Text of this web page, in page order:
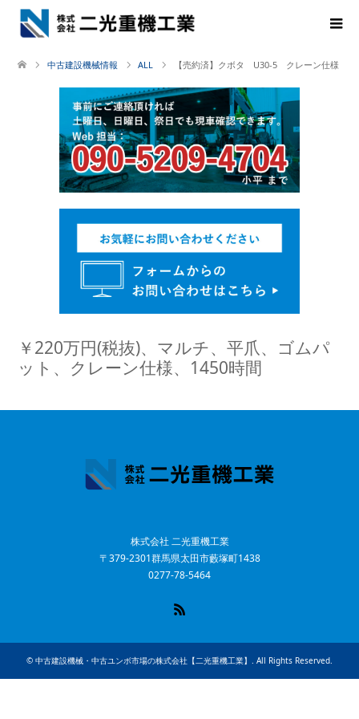
中古建設機械情報 ALL 【売約済】クボタ U30-5 クレーン仕様
￥220万円(税抜)、マルチ、平爪、ゴムパ
ット、クレーン仕様、1450時間
株式会社 二光重機工業
〒379-2301群馬県太田市藪塚町1438
0277-78-5464
© 中古建設機械・中古ユンボ市場の株式会社【二光重機工業】 . All Rights Reserved.